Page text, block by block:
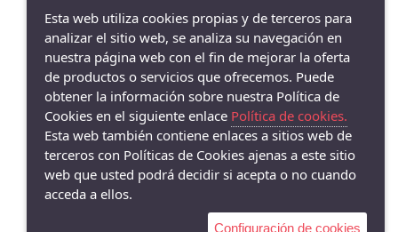
CLARA RUBIO
CALLAGHAN
AURELIAS
DRUCKER
GAIMO
PIESANTO
DANSI
AVISO LEGAL
POLÍTICA DE COOKIES
ENVÍOS Y DEVOLUCIONES
PAGO SEGURO
Esta web utiliza cookies propias y de terceros para
analizar el sitio web, se analiza su navegación en
nuestra página web con el fin de mejorar la oferta
de productos o servicios que ofrecemos. Puede
obtener la información sobre nuestra Política de
Cookies en el siguiente enlace Política de cookies.
Esta web también contiene enlaces a sitios web de
terceros con Políticas de Cookies ajenas a este sitio
web que usted podrá decidir si acepta o no cuando
acceda a ellos.
Configuración de cookies